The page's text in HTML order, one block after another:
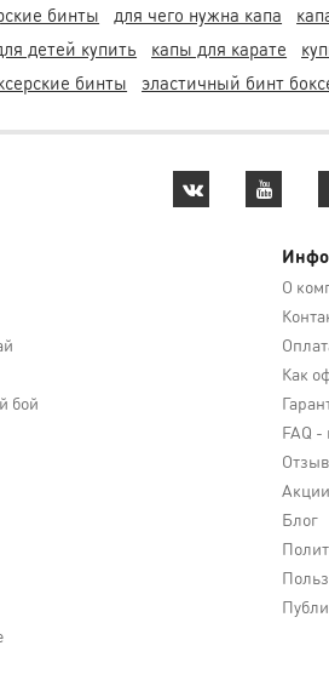
бинты
для чего нужна капа
детей купить
капы для карате
бинты
эластичный бинт
бой
О
Как
FAQ
Акции
Блог